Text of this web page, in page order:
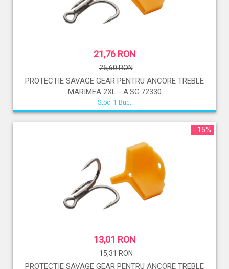
21,76 RON
25,60 RON
PROTECTIE SAVAGE GEAR PENTRU ANCORE TREBLE
MARIMEA 2XL - A.SG.72330
Stoc: 1 Buc.
- 15%
13,01 RON
15,31 RON
PROTECTIE SAVAGE GEAR PENTRU ANCORE TREBLE